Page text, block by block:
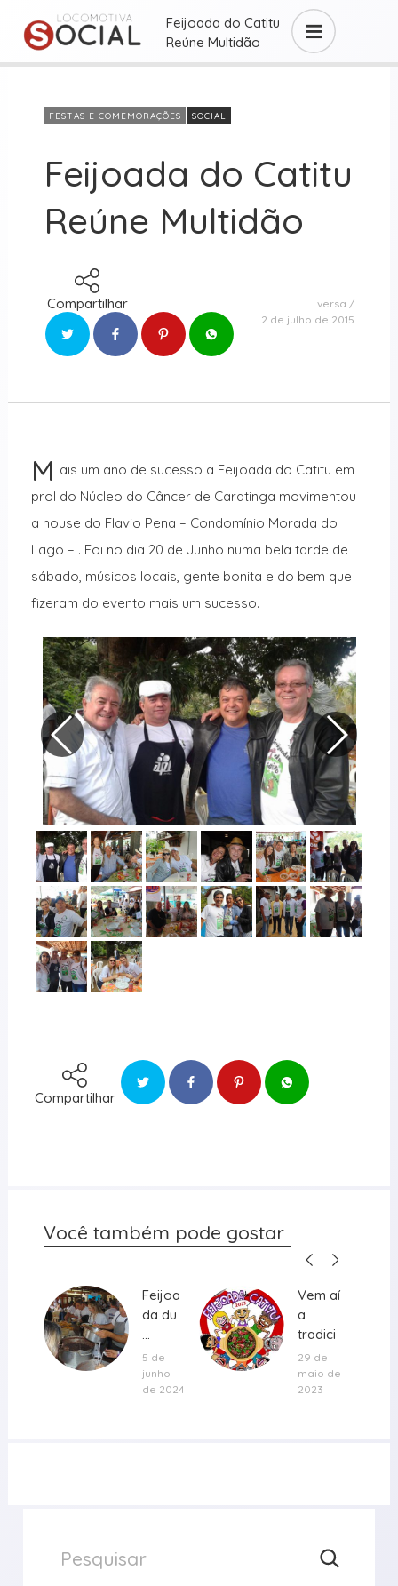
Feijoada do Catitu
Reúne Multidão
FESTAS E COMEMORAÇÕES SOCIAL
Feijoada do Catitu
Reúne Multidão
Compartilhar
versa
2 de julho de 2015
M ais um ano de sucesso a Feijoada do Catitu em
prol do Núcleo do Câncer de Caratinga movimentou
a house do Flavio Pena – Condomínio Morada do
Lago – . Foi no dia 20 de Junho numa bela tarde de
sábado, músicos locais, gente bonita e do bem que
fizeram do evento mais um sucesso.
Compartilhar
Você também pode gostar
Feijoa
da du
Feijoa
da du
5 de
junho
de 2024
Vem aí
a
tradici
onal
Feijoa
da ...
Vem aí
a
tradici
onal
Feijoa
da ...
29 de
maio de
2023